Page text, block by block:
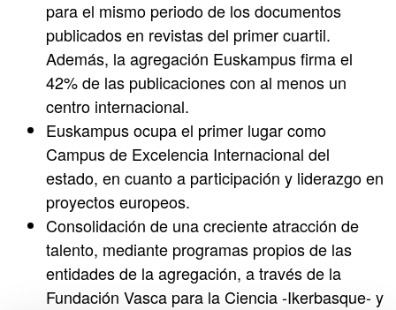
para el mismo periodo de los documentos
publicados en revistas del primer cuartil.
Además, la agregación Euskampus firma el
42% de las publicaciones con al menos un
centro internacional.
Euskampus ocupa el primer lugar como
Campus de Excelencia Internacional del
estado, en cuanto a participación y liderazgo en
proyectos europeos.
Consolidación de una creciente atracción de
talento, mediante programas propios de las
entidades de la agregación, a través de la
Fundación Vasca para la Ciencia -Ikerbasque- y